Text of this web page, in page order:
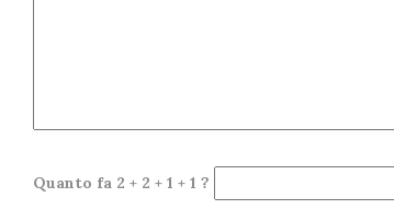
Quanto fa 2 + 2 + 1 + 1 ?